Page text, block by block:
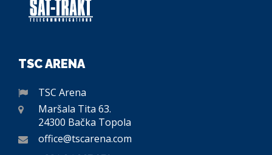
TSC ARENA
TSC Arena
Maršala Tita 63.
24300 Bačka Topola
office@tscarena.com